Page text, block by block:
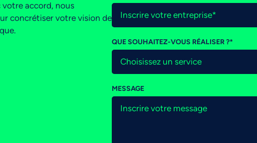
votre accord, nous
concrétiser votre vision de
QUE SOUHAITEZ-VOUS RÉALISER ?*
MESSAGE